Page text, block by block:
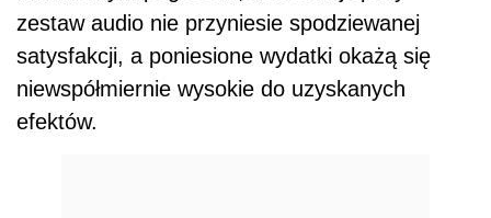
zestaw audio nie przyniesie spodziewanej
satysfakcji, a poniesione wydatki okażą się
niewspółmiernie wysokie do uzyskanych
efektów.